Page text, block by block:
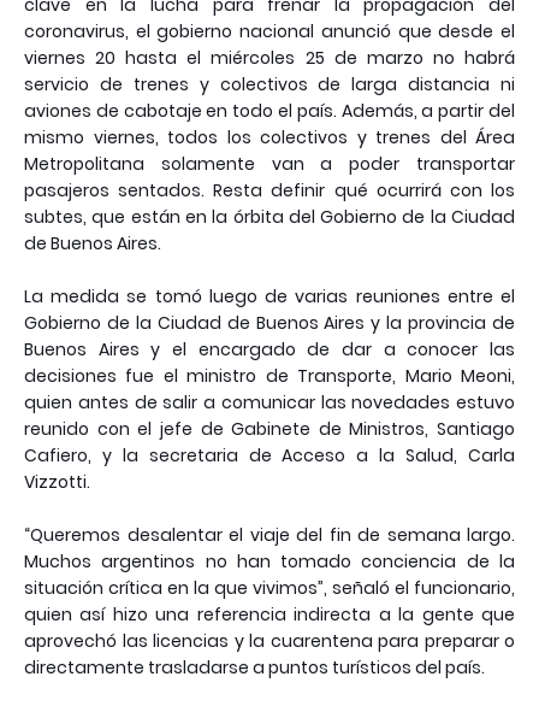
coronavirus, el gobierno nacional anunció que desde el
viernes 20 hasta el miércoles 25 de marzo no habrá
servicio de trenes y colectivos de larga distancia ni
aviones de cabotaje en todo el país. Además, a partir del
mismo viernes, todos los colectivos y trenes del Área
Metropolitana solamente van a poder transportar
pasajeros sentados. Resta definir qué ocurrirá con los
subtes, que están en la órbita del Gobierno de la Ciudad
de Buenos Aires.
La medida se tomó luego de varias reuniones entre el
Gobierno de la Ciudad de Buenos Aires y la provincia de
Buenos Aires y el encargado de dar a conocer las
decisiones fue el ministro de Transporte, Mario Meoni,
quien antes de salir a comunicar las novedades estuvo
reunido con el jefe de Gabinete de Ministros, Santiago
Cafiero, y la secretaria de Acceso a la Salud, Carla
Vizzotti.
“Queremos desalentar el viaje del fin de semana largo.
Muchos argentinos no han tomado conciencia de la
situación crítica en la que vivimos”, señaló el funcionario,
quien así hizo una referencia indirecta a la gente que
aprovechó las licencias y la cuarentena para preparar o
directamente trasladarse a puntos turísticos del país.